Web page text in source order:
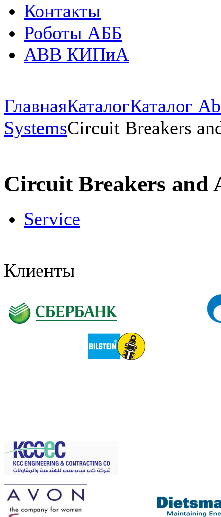
Контакты
Роботы АББ
ABB КИПиА
ГлавнаяКаталогКаталог
SystemsCircuit Breakers
Circuit Breakers and
Service
Клиенты